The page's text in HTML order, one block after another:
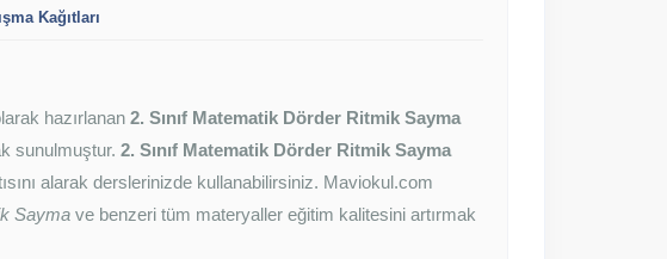
Kağıtları
hazırlanan 2. Sınıf Matematik Dörder Ritmik Sayma
sunulmuştur. 2. Sınıf Matematik Dörder Ritmik Sayma
alarak derslerinizde kullanabilirsiniz. Maviokul.com
Sayma ve benzeri tüm materyaller eğitim kalitesini artırmak